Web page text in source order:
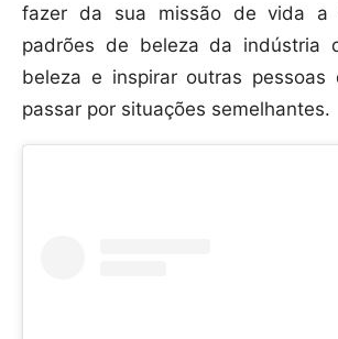
fazer da sua missão de vida a
padrões de beleza da indústria
beleza e inspirar outras pessoas
passar por situações semelhantes.